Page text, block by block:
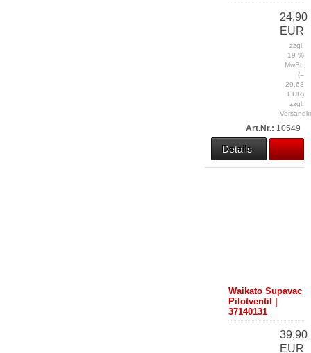
24,90
EUR
zzgl.
19 %
MwSt.
(=
29,63
EUR)
zzgl.
Art.Nr.: 10549
Details
Waikato Supavac
Pilotventil |
37140131
39,90
EUR